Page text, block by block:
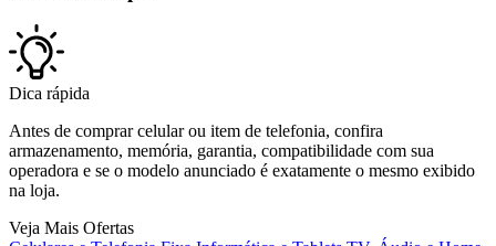
Dica rápida
Antes de comprar celular ou item de telefonia, confira
armazenamento, memória, garantia, compatibilidade com sua
operadora e se o modelo anunciado é exatamente o mesmo exibido
na loja.
Veja Mais Ofertas